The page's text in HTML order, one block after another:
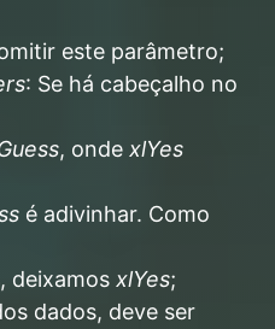
este parâmetro;
: Se há cabeçalho no
, onde xlYes
é adivinhar. Como
deixamos xlYes;
dados, deve ser